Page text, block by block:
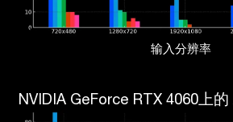
输入分辨率
NVIDIA GeForce RTX 4060上